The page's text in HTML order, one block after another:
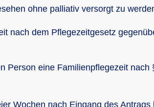
ohne palliativ versorgt zu
nach dem Pflegezeitgesetz
Person eine Familienpflegezeit
Wochen nach Eingang des